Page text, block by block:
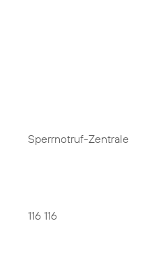
Sperrnotruf-Zentrale
116 116